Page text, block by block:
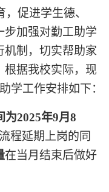
促进学生德、
步加强对勤工助学
机制，切实帮助家
根据我校实际，现
学工作安排如下：
为2025年9月 8
程延期上岗的同
在当月结束后做好